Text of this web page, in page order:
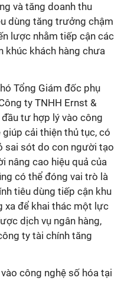
và tăng doanh thu
dùng tăng trưởng chậm
lược nhằm tiếp cận các
khúc khách hàng chưa
Tổng Giám đốc phụ
ty TNHH Ernst &
tư hợp lý vào công
cải thiện thủ tục, có
sai sót do con người tạo
nâng cao hiệu quả của
có thể đóng vai trò là
tiêu dùng tiếp cận khu
xa để khai thác một lực
dịch vụ ngân hàng,
ty tài chính tăng
công nghệ số hóa tại